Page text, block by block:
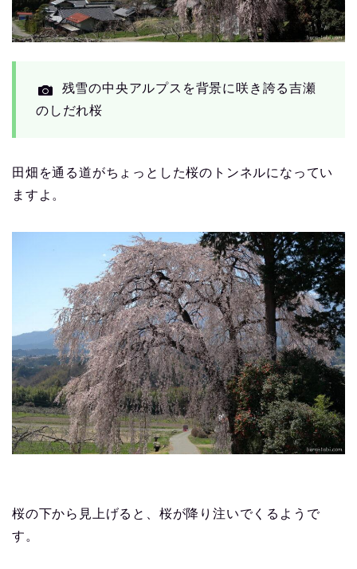
残雪の中央アルプスを背景に咲き誇る吉瀬
のしだれ桜
田畑を通る道がちょっとした桜のトンネルになってい
ますよ。
桜の下から見上げると、桜が降り注いでくるようで
す。